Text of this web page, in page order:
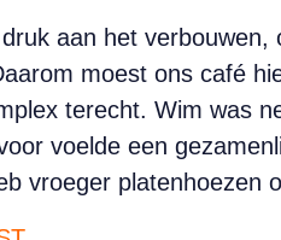
aan het
moest ons café
terecht. Wim was
voelde een
vroeger platenhoezen